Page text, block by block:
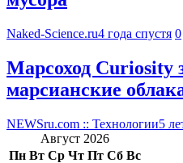
Naked-Science.ru4 года спустя 0
Марсоход Curiosity
марсианские
NEWSru.com :: Технологии5
Август 2026
Пн Вт Ср Чт Пт Сб Вс